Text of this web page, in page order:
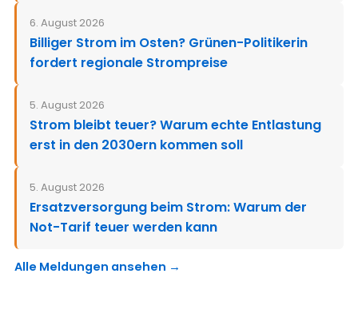
6. August 2026
Billiger Strom im Osten? Grünen-Politikerin
fordert regionale Strompreise
5. August 2026
Strom bleibt teuer? Warum echte Entlastung
erst in den 2030ern kommen soll
5. August 2026
Ersatzversorgung beim Strom: Warum der
Not-Tarif teuer werden kann
Alle Meldungen ansehen →